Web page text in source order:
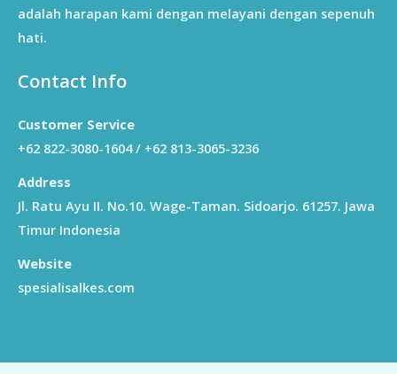
adalah harapan kami dengan melayani dengan sepenuh
hati.
Contact Info
Customer Service
+62 822-3080-1604 / +62 813-3065-3236
Address
Jl. Ratu Ayu II. No.10. Wage-Taman. Sidoarjo. 61257. Jawa
Timur Indonesia
Website
spesialisalkes.com